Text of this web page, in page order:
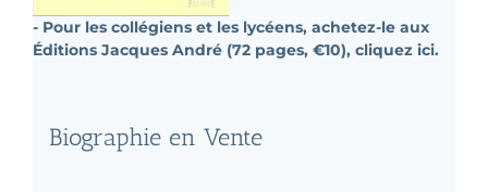
- Pour les collégiens et les lycéens, achetez-le aux
Éditions Jacques André (72 pages, €10), cliquez ici.
Biographie en Vente